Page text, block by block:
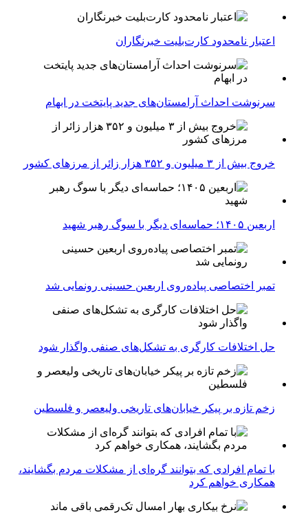
اعتبار نامحدود کارت‌بلیت خبرنگاران
سرنوشت احداث آرامستان‌های جدید پایتخت در ابهام
خروج بیش از ۳ میلیون و ۳۵۲ هزار زائر از مرزهای کشور
اربعین ۱۴۰۵؛ حماسه‌ای دیگر با سوگ رهبر شهید
تمبر اختصاصی پیاده‌روی اربعین حسینی رونمایی شد
حل اختلافات کارگری به تشکل‌های صنفی واگذار شود
زخم تازه بر پیکر خیابان‌های تاریخی ولیعصر و فلسطین
با تمام افرادی که بتوانند گره‌ای از مشکلات مردم بگشایند،
همکاری خواهم کرد